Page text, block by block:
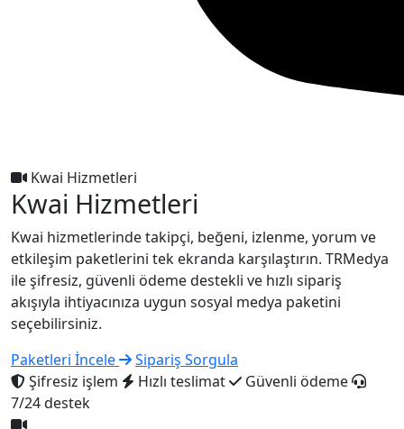
Kwai Hizmetleri
Kwai Hizmetleri
Kwai hizmetlerinde takipçi, beğeni, izlenme, yorum ve
etkileşim paketlerini tek ekranda karşılaştırın. TRMedya
ile şifresiz, güvenli ödeme destekli ve hızlı sipariş
akışıyla ihtiyacınıza uygun sosyal medya paketini
seçebilirsiniz.
Paketleri İncele
Sipariş Sorgula
Şifresiz işlem
Hızlı teslimat
Güvenli ödeme
7/24 destek